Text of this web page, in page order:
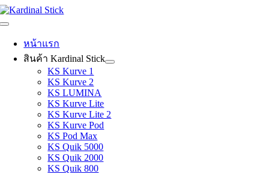
Skip
to
Toggle
Navigation
หน้าแรก
สินค้า Kardinal Stick
KS Kurve 1
KS Kurve 2
KS LUMINA
KS Kurve Lite
KS Kurve Lite 2
KS Kurve Pod
KS Pod Max
KS Quik 5000
KS Quik 2000
KS Quik 800